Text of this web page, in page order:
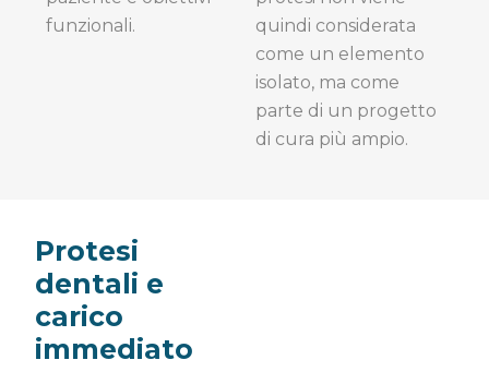
funzionali.
quindi considerata
come un elemento
isolato, ma come
parte di un progetto
di cura più ampio.
Protesi
dentali e
carico
immediato